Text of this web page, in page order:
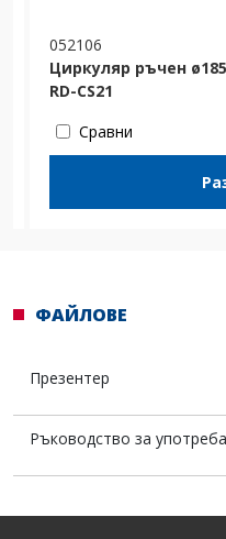
052106
Циркуляр ръчен
RD-CS21
Сравни
ФАЙЛОВЕ
Презентер
Ръководство за употреба